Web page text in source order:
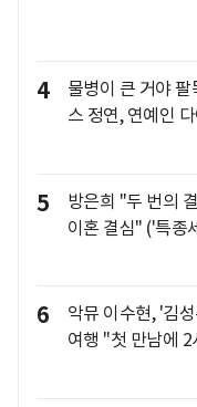
4
물병이 큰 거야
스 정연, 연예인
5
방은희 "두 번의
이혼 결심" ('특종
6
악뮤 이수현, '김
여행 "첫 만남에